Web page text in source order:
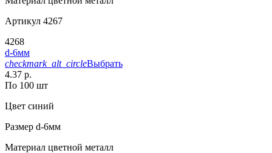
Артикул 4267
4268
d-6мм
checkmark_alt_circleВыбрать
4.37 р.
По 100 шт
Цвет синий
Размер d-6мм
Материал цветной металл